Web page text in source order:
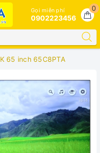
0
Gọi miễn phí
0902223456
65 inch 65C8PTA